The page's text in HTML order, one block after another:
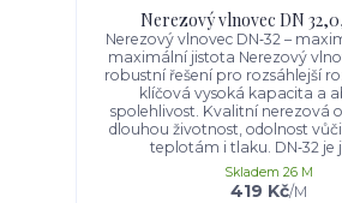
Nerezový vlnovec DN
Nerezový vlnovec DN‑32 –
maximální jistota Nerezový
robustní řešení pro rozsáhlejší
klíčová vysoká kapacita a
spolehlivost. Kvalitní nerezová
dlouhou životnost, odolnost
teplotám i tlaku. DN‑32 je
419 Kč/M
Skladem 26 M